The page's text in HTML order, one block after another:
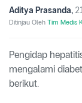
Aditya Prasanda,
Ditinjau Oleh Tim Medis
Pengidap
mengalami
berikut.